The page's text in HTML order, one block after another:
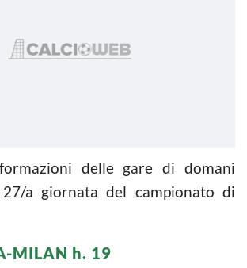
delle gare di domani
a giornata del campionato di
MILAN h. 19